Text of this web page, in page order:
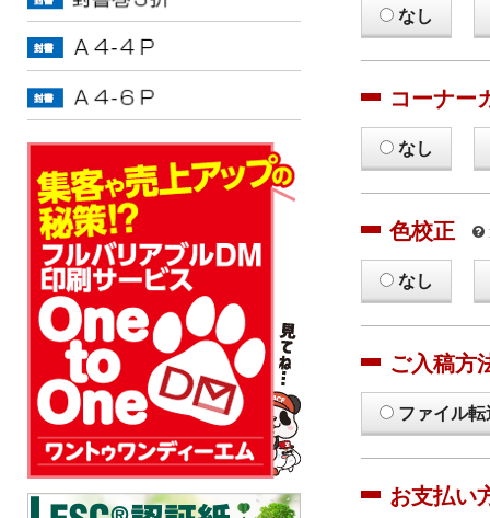
なし
コーナー
なし
色校正
なし
ご入稿方
ファイル
お支払い